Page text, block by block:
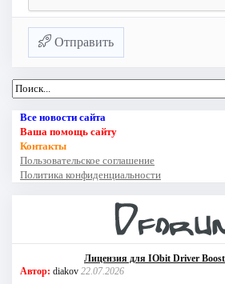
Отправить
Все новости сайта
Ваша помощь сайту
Контакты
Пользовательское соглашение
Политика конфиденциальности
Лицензия для IObit Driver
Автор: diakov 22.07.2026